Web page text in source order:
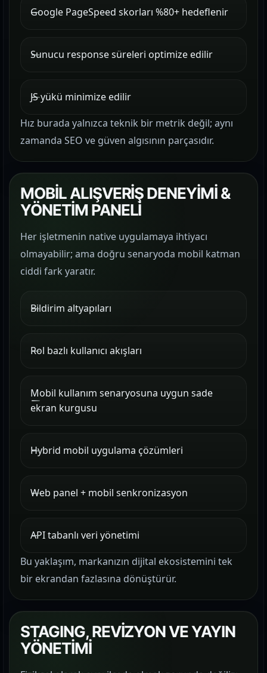
Google PageSpeed skorları %80+ hedeflenir
Sunucu response süreleri optimize edilir
JS yükü minimize edilir
Hız burada yalnızca teknik bir metrik değil; aynı
zamanda SEO ve güven algısının parçasıdır.
MOBİL ALIŞVERİŞ DENEYİMİ &
YÖNETİM PANELİ
Her işletmenin native uygulamaya ihtiyacı
olmayabilir; ama doğru senaryoda mobil katman
ciddi fark yaratır.
Bildirim altyapıları
Rol bazlı kullanıcı akışları
Mobil kullanım senaryosuna uygun sade
ekran kurgusu
Hybrid mobil uygulama çözümleri
Web panel + mobil senkronizasyon
API tabanlı veri yönetimi
Bu yaklaşım, markanızın dijital ekosistemini tek
bir ekrandan fazlasına dönüştürür.
STAGING, REVİZYON VE YAYIN
YÖNETİMİ